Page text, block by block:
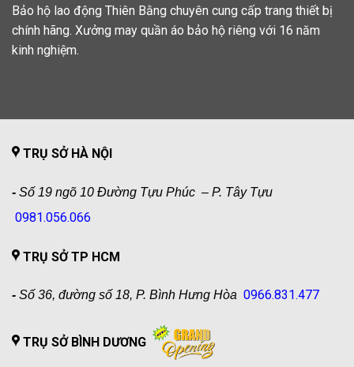
Bảo hộ lao động Thiên Bằng chuyên cung cấp trang thiết bị
chính hãng. Xưởng may quần áo bảo hộ riêng với 16 năm
kinh nghiệm.
TRỤ SỞ HÀ NỘI
- Số 19 ngõ 10 Đường Tựu Phúc – P. Tây Tựu
0981.056.066
TRỤ SỞ TP HCM
- Số 36, đường số 18, P. Bình Hưng Hòa 0966.831.477
TRỤ SỞ BÌNH DƯƠNG